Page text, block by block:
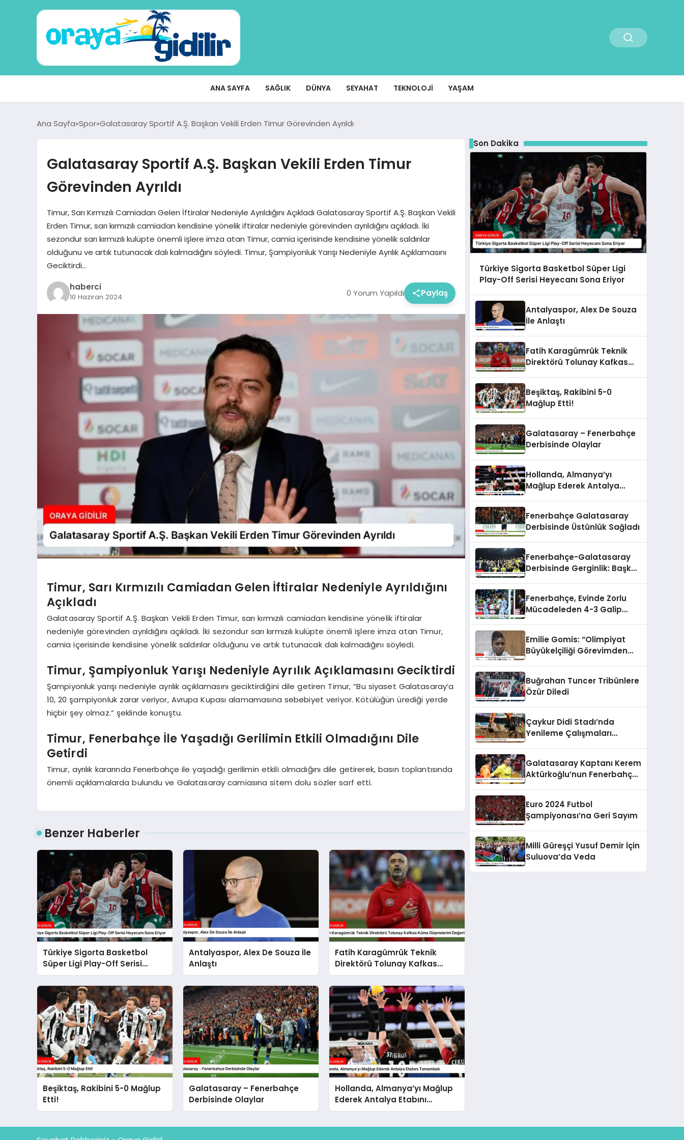
ANA SAYFA SAĞLIK DÜNYA SEYAHAT TEKNOLOJI YAŞAM
Ana Sayfa Spor Galatasaray Sportif A.Ş. Başkan Vekili Erden Timur Görevinden Ayrıldı
Galatasaray Sportif A.Ş. Başkan Vekili Erden Timur
Görevinden Ayrıldı
Timur, Sarı Kırmızılı Camiadan Gelen İftiralar Nedeniyle Ayrıldığını Açıkladı Galatasaray Sportif A.Ş. Başkan Vekili
Erden Timur, sarı kırmızılı camiadan kendisine yönelik iftiralar nedeniyle görevinden ayrıldığını açıkladı. İki
sezondur sarı kırmızılı kulüpte önemli işlere imza atan Timur, camia içerisinde kendisine yönelik saldırılar
olduğunu ve artık tutunacak dalı kalmadığını söyledi. Timur, Şampiyonluk Yarışı Nedeniyle Ayrılık Açıklamasını
Geciktirdi…
haberci
10 Haziran 2024 0 Yorum Yapıldı Paylaş
Timur, Sarı Kırmızılı Camiadan Gelen İftiralar Nedeniyle Ayrıldığını
Açıkladı
Galatasaray Sportif A.Ş. Başkan Vekili Erden Timur, sarı kırmızılı camiadan kendisine yönelik iftiralar
nedeniyle görevinden ayrıldığını açıkladı. İki sezondur sarı kırmızılı kulüpte önemli işlere imza atan Timur,
camia içerisinde kendisine yönelik saldırılar olduğunu ve artık tutunacak dalı kalmadığını söyledi.
Timur, Şampiyonluk Yarışı Nedeniyle Ayrılık Açıklamasını Geciktirdi
Şampiyonluk yarışı nedeniyle ayrılık açıklamasını geciktirdiğini dile getiren Timur, “Bu siyaset Galatasaray’a
10, 20 şampiyonluk zarar veriyor, Avrupa Kupası alamamasına sebebiyet veriyor. Kötülüğün ürediği yerde
hiçbir şey olmaz.” şeklinde konuştu.
Timur, Fenerbahçe İle Yaşadığı Gerilimin Etkili Olmadığını Dile
Getirdi
Timur, ayrılık kararında Fenerbahçe ile yaşadığı gerilimin etkili olmadığını dile getirerek, basın toplantısında
önemli açıklamalarda bulundu ve Galatasaray camiasına sitem dolu sözler sarf etti.
Benzer Haberler
Türkiye Sigorta Basketbol
Süper Ligi Play-Off Serisi
Heyecanı Sona Eriyor
Antalyaspor, Alex De Souza İle
Anlaştı
Fatih Karagümrük Teknik
Direktörü Tolunay Kafkas
Küme Düşmelerini
Değerlendirdi
Beşiktaş, Rakibini 5-0 Mağlup
Etti!
Galatasaray – Fenerbahçe
Derbisinde Olaylar
Hollanda, Almanya’yı Mağlup
Ederek Antalya Etabını
Tamamladı
Son Dakika
Türkiye Sigorta Basketbol Süper Ligi
Play-Off Serisi Heyecanı Sona Eriyor
Antalyaspor, Alex De Souza
İle Anlaştı
Fatih Karagümrük Teknik
Direktörü Tolunay Kafkas
Beşiktaş, Rakibini 5-0
Mağlup Etti!
Galatasaray – Fenerbahçe
Derbisinde Olaylar
Hollanda, Almanya’yı
Mağlup Ederek Antalya
Fenerbahçe Galatasaray
Derbisinde Üstünlük Sağladı
Fenerbahçe-Galatasaray
Derbisinde Gerginlik: Başkan
Fenerbahçe, Evinde Zorlu
Mücadeleden 4-3 Galip
Emilie Gomis: “Olimpiyat
Büyükelçiliği Görevimden
Buğrahan Tuncer Tribünlere
Özür Diledi
Çaykur Didi Stadı’nda
Yenileme Çalışmaları
Galatasaray Kaptanı Kerem
Aktürkoğlu’nun Fenerbahçe
Euro 2024 Futbol
Şampiyonası’na Geri Sayım
Milli Güreşçi Yusuf Demir İçin
Suluova’da Veda